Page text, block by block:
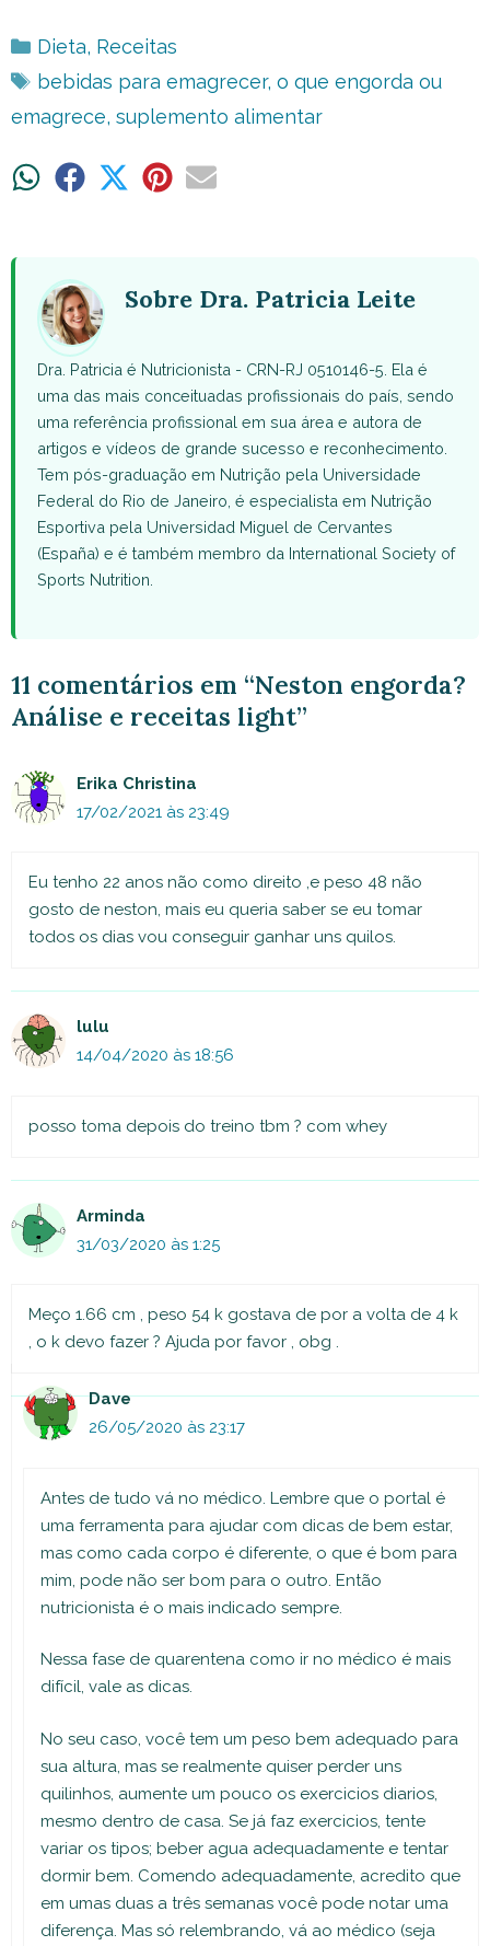
Categorias
Dieta, Receitas
Tags
bebidas para emagrecer, o que engorda ou
emagrece, suplemento alimentar
ShareShare ShareShareShare
Sobre Dra. Patricia Leite
Dra. Patricia é Nutricionista - CRN-RJ 0510146-5. Ela é
uma das mais conceituadas profissionais do país, sendo
uma referência profissional em sua área e autora de
artigos e vídeos de grande sucesso e reconhecimento.
Tem pós-graduação em Nutrição pela Universidade
Federal do Rio de Janeiro, é especialista em Nutrição
Esportiva pela Universidad Miguel de Cervantes
(España) e é também membro da International Society of
Sports Nutrition.
11 comentários em “Neston engorda?
Análise e receitas light”
Erika Christina
17/02/2021 às 23:49
Eu tenho 22 anos não como direito ,e peso 48 não
gosto de neston, mais eu queria saber se eu tomar
todos os dias vou conseguir ganhar uns quilos.
lulu
14/04/2020 às 18:56
posso toma depois do treino tbm ? com whey
Arminda
31/03/2020 às 1:25
Meço 1.66 cm , peso 54 k gostava de por a volta de 4 k
, o k devo fazer ? Ajuda por favor , obg .
Dave
26/05/2020 às 23:17
Antes de tudo vá no médico. Lembre que o portal é
uma ferramenta para ajudar com dicas de bem estar,
mas como cada corpo é diferente, o que é bom para
mim, pode não ser bom para o outro. Então
nutricionista é o mais indicado sempre.
Nessa fase de quarentena como ir no médico é mais
difícil, vale as dicas.
No seu caso, você tem um peso bem adequado para
sua altura, mas se realmente quiser perder uns
quilinhos, aumente um pouco os exercicios diarios,
mesmo dentro de casa. Se já faz exercicios, tente
variar os tipos; beber agua adequadamente e tentar
dormir bem. Comendo adequadamente, acredito que
em umas duas a três semanas você pode notar uma
diferença. Mas só relembrando, vá ao médico (seja